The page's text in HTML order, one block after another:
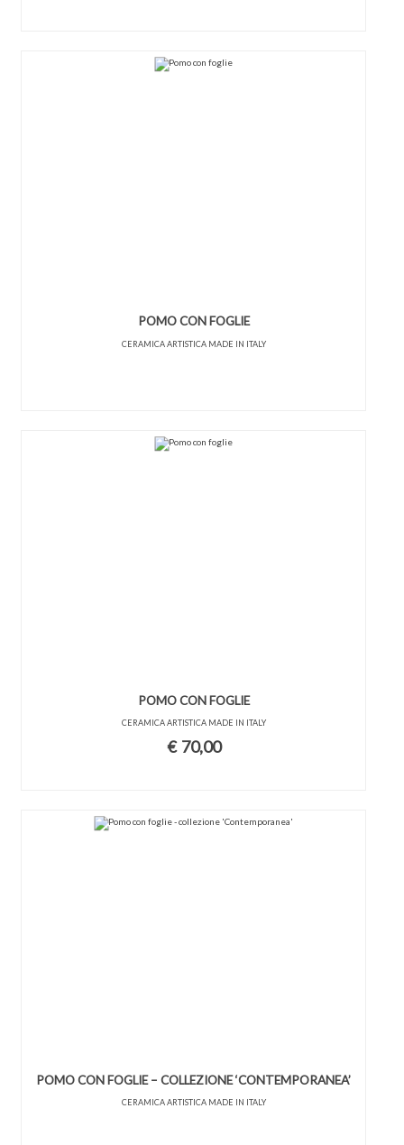
POMO CON FOGLIE
CERAMICA ARTISTICA MADE IN ITALY
POMO CON FOGLIE
CERAMICA ARTISTICA MADE IN ITALY
€ 70,00
POMO CON FOGLIE – COLLEZIONE ‘CONTEMPORANEA’
CERAMICA ARTISTICA MADE IN ITALY